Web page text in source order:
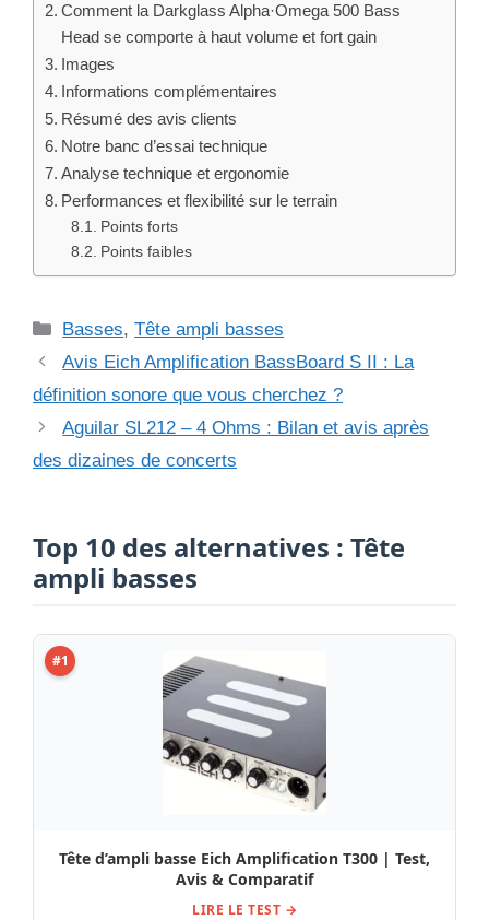
Comment la Darkglass Alpha·Omega 500 Bass
Head se comporte à haut volume et fort gain
Images
Informations complémentaires
Résumé des avis clients
Notre banc d’essai technique
Analyse technique et ergonomie
Performances et flexibilité sur le terrain
Points forts
Points faibles
Catégories
Basses,Tête ampli basses
Avis Eich Amplification BassBoard S II : La
définition sonore que vous cherchez ?
Aguilar SL212 – 4 Ohms : Bilan et avis après
des dizaines de concerts
Top 10 des alternatives : Tête
ampli basses
#1
Tête d’ampli basse Eich Amplification T300 | Test,
Avis & Comparatif
LIRE LE TEST →